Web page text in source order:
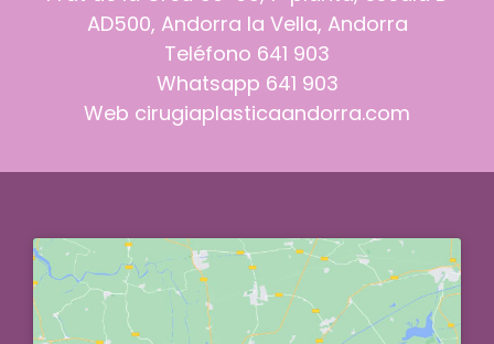
AD500, Andorra la Vella, Andorra
Teléfono 641 903
Whatsapp 641 903
Web cirugiaplasticaandorra.com